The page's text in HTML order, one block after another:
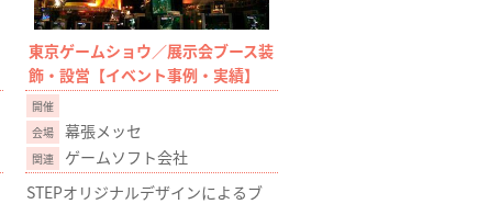
東京ゲームショウ／展示会ブース装
飾・設営【イベント事例・実績】
幕張メッセ
ゲームソフト会社
STEPオリジナルデザインによるブ